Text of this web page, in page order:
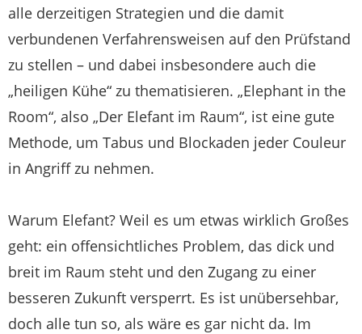
alle derzeitigen Strategien und die damit
verbundenen Verfahrensweisen auf den Prüfstand
zu stellen – und dabei insbesondere auch die
„heiligen Kühe“ zu thematisieren. „Elephant in the
Room“, also „Der Elefant im Raum“, ist eine gute
Methode, um Tabus und Blockaden jeder Couleur
in Angriff zu nehmen.
Warum Elefant? Weil es um etwas wirklich Großes
geht: ein offensichtliches Problem, das dick und
breit im Raum steht und den Zugang zu einer
besseren Zukunft versperrt. Es ist unübersehbar,
doch alle tun so, als wäre es gar nicht da. Im